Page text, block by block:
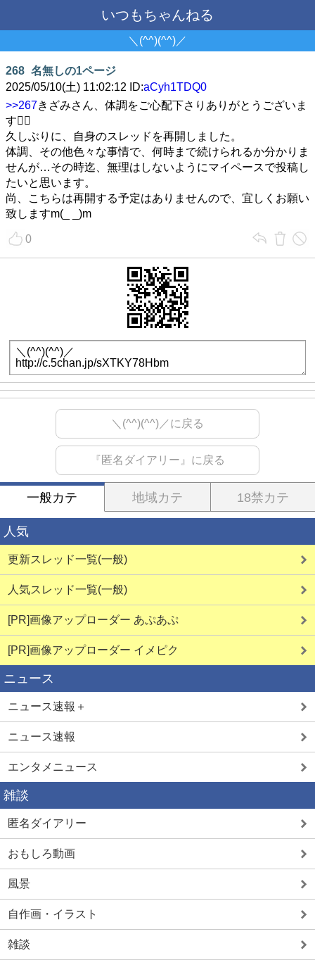
いつもちゃんねる
＼(^^)(^^)／
268 名無しの1ページ
2025/05/10(土) 11:02:12 ID:aCyh1TDQ0
>>267きざみさん、体調をご心配下さりありがとうございま
す🙇‍♀️
久しぶりに、自身のスレッドを再開しました。
体調、その他色々な事情で、何時まで続けられるか分かりま
せんが…その時迄、無理はしないようにマイペースで投稿し
たいと思います。
尚、こちらは再開する予定はありませんので、宜しくお願い
致しますm(_ _)m
0
＼(^^)(^^)／に戻る
『匿名ダイアリー』に戻る
一般カテ 地域カテ 18禁カテ
人気
更新スレッド一覧(一般)
人気スレッド一覧(一般)
[PR]画像アップローダー あぷあぷ
[PR]画像アップローダー イメピク
ニュース
ニュース速報＋
ニュース速報
エンタメニュース
雑談
匿名ダイアリー
おもしろ動画
風景
自作画・イラスト
雑談